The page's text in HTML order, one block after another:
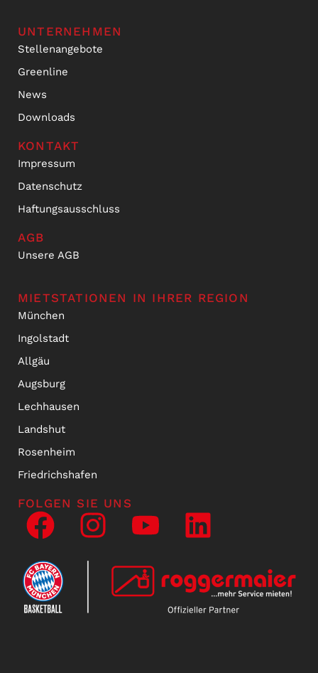
UNTERNEHMEN
Stellenangebote
Greenline
News
Downloads
KONTAKT
Impressum
Datenschutz
Haftungsausschluss
AGB
Unsere AGB
MIETSTATIONEN IN IHRER REGION
München
Ingolstadt
Allgäu
Augsburg
Lechhausen
Landshut
Rosenheim
Friedrichshafen
FOLGEN SIE UNS